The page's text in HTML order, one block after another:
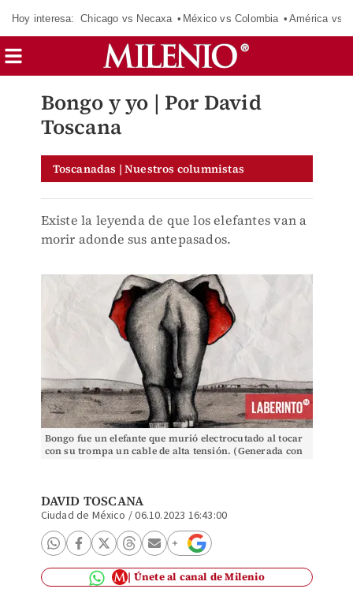
Hoy interesa: Chicago vs Necaxa México vs Colombia América vs
Bongo y yo | Por David
Toscana
Toscanadas | Nuestros columnistas
Existe la leyenda de que los elefantes van a
morir adonde sus antepasados.
Bongo fue un elefante que murió electrocutado al tocar
con su trompa un cable de alta tensión. (Generada con
DAVID TOSCANA
Ciudad de México /06.10.2023 16:43:00
Únete al canal de Milenio